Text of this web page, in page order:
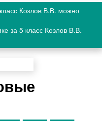
Козлов В.В. можно
за 5 класс Козлов В.В.